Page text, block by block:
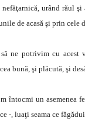
nefăţarnică, urând răul
de acasă şi prin
ne potrivim cu acest
bună, şi plăcută, şi
întocmi un asemenea
-, luaţi seama ce